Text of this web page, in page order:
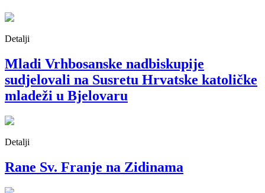
Detalji
Mladi Vrhbosanske nadbiskupije
sudjelovali na Susretu Hrvatske katoličke
mladeži u Bjelovaru
Detalji
Rane Sv. Franje na Zidinama